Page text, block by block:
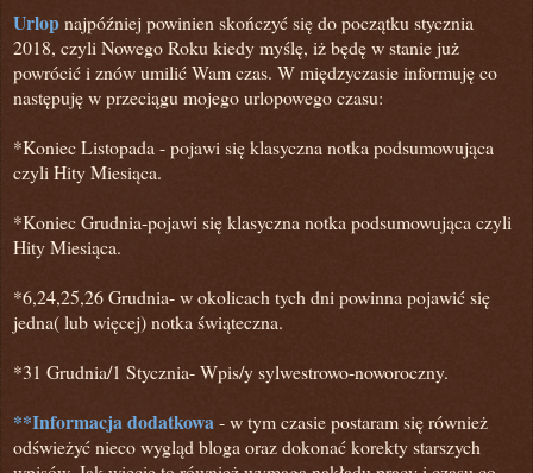
Urlopnajpóźniej powinien skończyć się do początku stycznia
2018, czyli Nowego Roku kiedy myślę, iż będę w stanie już
powrócić i znów umilić Wam czas. W międzyczasie informuję co
następuję w przeciągu mojego urlopowego czasu:
*Koniec Listopada - pojawi się klasyczna notka podsumowująca
czyli Hity Miesiąca.
*Koniec Grudnia-pojawi się klasyczna notka podsumowująca czyli
Hity Miesiąca.
*6,24,25,26 Grudnia- w okolicach tych dni powinna pojawić się
jedna( lub więcej) notka świąteczna.
*31 Grudnia/1 Stycznia- Wpis/y sylwestrowo-noworoczny.
**Informacja dodatkowa- w tym czasie postaram się również
odświeżyć nieco wygląd bloga oraz dokonać korekty starszych